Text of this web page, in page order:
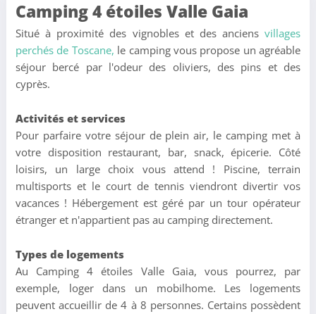
Camping 4 étoiles Valle Gaia
Situé à proximité des vignobles et des anciensvillages
perchés de Toscane, le camping vous propose un agréable
séjour bercé par l'odeur des oliviers, des pins et des
cyprès.
Activités et services
Pour parfaire votre séjour de plein air, le camping met à
votre disposition restaurant, bar, snack, épicerie. Côté
loisirs, un large choix vous attend ! Piscine, terrain
multisports et le court de tennis viendront divertir vos
vacances ! Hébergement est géré par un tour opérateur
étranger et n'appartient pas au camping directement.
Types de logements
Au Camping 4 étoiles Valle Gaia, vous pourrez, par
exemple, loger dans un mobilhome. Les logements
peuvent accueillir de 4 à 8 personnes. Certains possèdent